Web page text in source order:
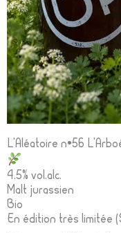
L’Aléatoire n•56
4.5% vol.alc.
Malt jurassien
Bio
En édition très limitée